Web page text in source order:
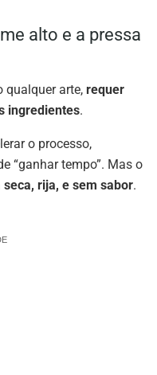
alto e a pressa
qualquer arte, requer
ingredientes.
o processo,
“ganhar tempo”. Mas o
rija, e sem sabor.